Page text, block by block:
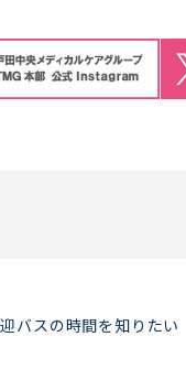
バスの時間を知りたい